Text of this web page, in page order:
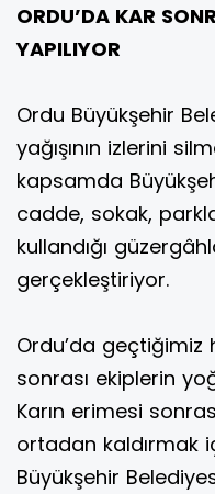
ORDU’DA KAR
YAPILIYOR
Ordu Büyükşehir
yağışının izlerini
kapsamda
cadde, sokak,
kullandığı
gerçekleştiriyor.
Ordu’da geçtiğimiz
sonrası ekiplerin
Karın erimesi
ortadan kaldırmak
Büyükşehir